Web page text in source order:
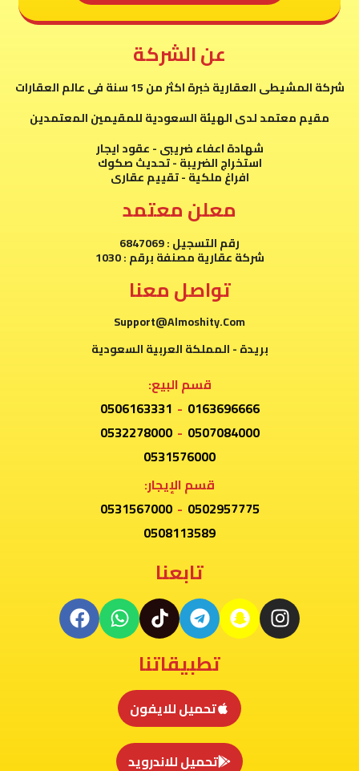
عن الشركة
شركة المشيطى العقارية خبرة اكثر من 15 سنة فى عالم العقارات
مقيم معتمد لدى الهيئة السعودية للمقيمين المعتمدين
شهادة اعفاء ضريبى - عقود ايجار
استخراج الضريبة - تحديث صكوك
افراغ ملكية - تقييم عقارى
معلن معتمد
رقم التسجيل : 6847069
شركة عقارية مصنفة برقم : 1030
تواصل معنا
Support@Almoshity.Com
بريدة - المملكة العربية السعودية
قسم البيع:
0163696666
-
0506163331
0507084000
-
0532278000
0531576000
قسم الإيجار:
0502957775
-
0531567000
0508113589
تابعنا
تطبيقاتنا
تحميل للايفون
تحميل للاندرويد